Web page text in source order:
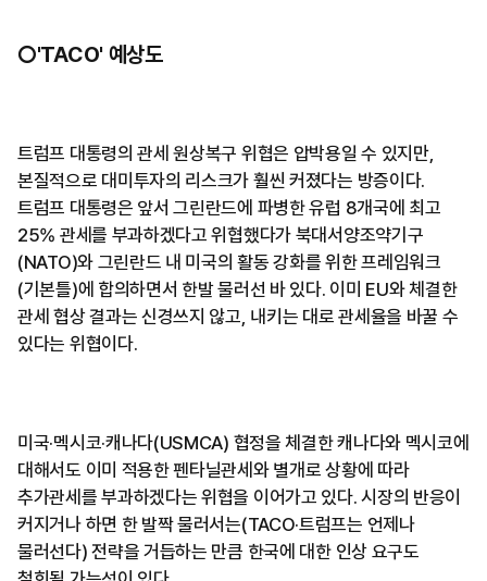
○'TACO' 예상도
트럼프 대통령의 관세 원상복구 위협은 압박용일 수 있지만,
본질적으로 대미투자의 리스크가 훨씬 커졌다는 방증이다.
트럼프 대통령은 앞서 그린란드에 파병한 유럽 8개국에 최고
25% 관세를 부과하겠다고 위협했다가 북대서양조약기구
(NATO)와 그린란드 내 미국의 활동 강화를 위한 프레임워크
(기본틀)에 합의하면서 한발 물러선 바 있다. 이미 EU와 체결한
관세 협상 결과는 신경쓰지 않고, 내키는 대로 관세율을 바꿀 수
있다는 위협이다.
미국·멕시코·캐나다(USMCA) 협정을 체결한 캐나다와 멕시코에
대해서도 이미 적용한 펜타닐관세와 별개로 상황에 따라
추가관세를 부과하겠다는 위협을 이어가고 있다. 시장의 반응이
커지거나 하면 한 발짝 물러서는(TACO·트럼프는 언제나
물러선다) 전략을 거듭하는 만큼 한국에 대한 인상 요구도